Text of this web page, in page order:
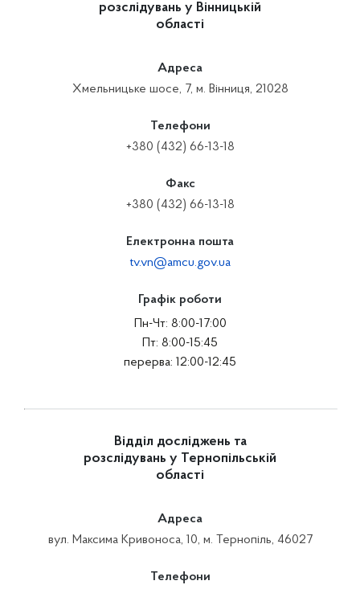
розслідувань у Вінницькій
області
Адреса
Хмельницьке шосе, 7, м. Вінниця, 21028
Телефони
+380 (432) 66-13-18
Факс
+380 (432) 66-13-18
Електронна пошта
tv.vn@amcu.gov.ua
Графік роботи
Пн-Чт: 8:00-17:00
Пт: 8:00-15:45
перерва: 12:00-12:45
Відділ досліджень та
розслідувань у Тернопільській
області
Адреса
вул. Максима Кривоноса, 10, м. Тернопіль, 46027
Телефони